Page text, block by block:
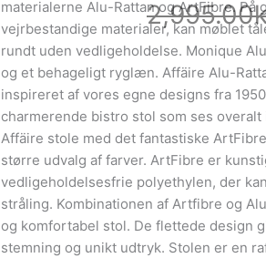
2,995.00
materialerne Alu-Rattan og ArtFibre. På
vejrbestandige materialer, kan møblet
rundt uden vedligeholdelse. Monique
og et behageligt ryglæn. Affäire Alu-
inspireret af vores egne designs fra
charmerende bistro stol som ses
Affäire stole med det fantastiske
større udvalg af farver. ArtFibre er
vedligeholdelsesfrie polyethylen, der
stråling. Kombinationen af Artfibre og
og komfortabel stol. De flettede design
stemning og unikt udtryk. Stolen er en